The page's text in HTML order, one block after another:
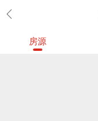
房源